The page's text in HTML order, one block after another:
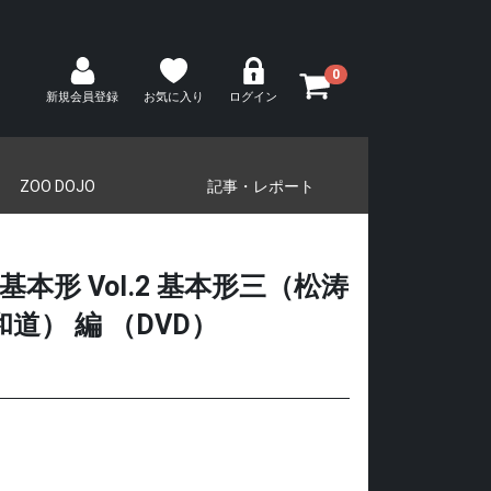
新規会員登録 お気に入り ログイン
0
ZOO DOJO 記事・レポート
本形 Vol.2 基本形三（松涛
） 編 （DVD）